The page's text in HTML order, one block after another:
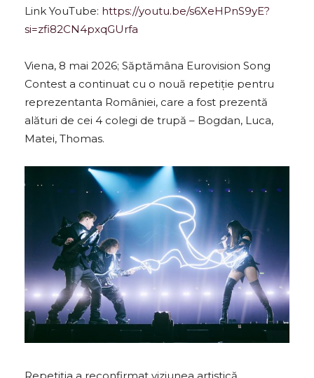
Link YouTube: https://youtu.be/s6XeHPnS9yE?
si=zfi82CN4pxqGUrfa
Viena, 8 mai 2026; Săptămâna Eurovision Song
Contest a continuat cu o nouă repetiție pentru
reprezentanta României, care a fost prezentă
alături de cei 4 colegi de trupă – Bogdan, Luca,
Matei, Thomas.
Repetiția a reconfirmat viziunea artistică